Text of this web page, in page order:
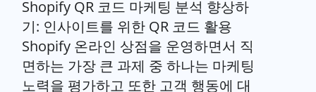
Shopify QR 코드 마케팅 분석 향상하
기: 인사이트를 위한 QR 코드 활용
Shopify 온라인 상점을 운영하면서 직
면하는 가장 큰 과제 중 하나는 마케팅
노력을 평가하고 또한 고객 행동에 대